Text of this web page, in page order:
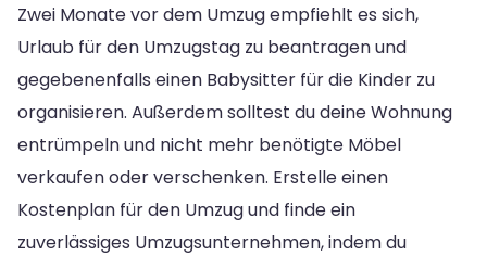
Zwei Monate vor dem Umzug empfiehlt es sich,
Urlaub für den Umzugstag zu beantragen und
gegebenenfalls einen Babysitter für die Kinder zu
organisieren. Außerdem solltest du deine Wohnung
entrümpeln und nicht mehr benötigte Möbel
verkaufen oder verschenken. Erstelle einen
Kostenplan für den Umzug und finde ein
zuverlässiges Umzugsunternehmen, indem du